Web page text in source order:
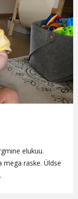
elukuu.
mega raske. Üldse